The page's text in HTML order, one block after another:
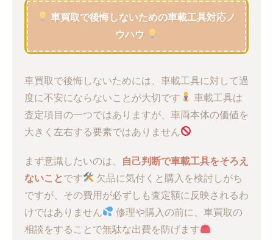
車買取で後悔しないための車載工具対応ノ
ウハウ
車買取で後悔しないためには、車載工具に対して過
度に不安にならないことが大切です
車載工具は
査定項目の一つではありますが、車両本体の価値を
大きく左右する要素ではありません
まず意識したいのは、
自己判断で車載工具をそろえ
ないこと です
欠品に気付くと購入を検討しがち
ですが、その費用が必ずしも査定額に反映されるわ
けではありません
修理や購入の前に、車買取の
相談をすることで無駄な出費を防げます